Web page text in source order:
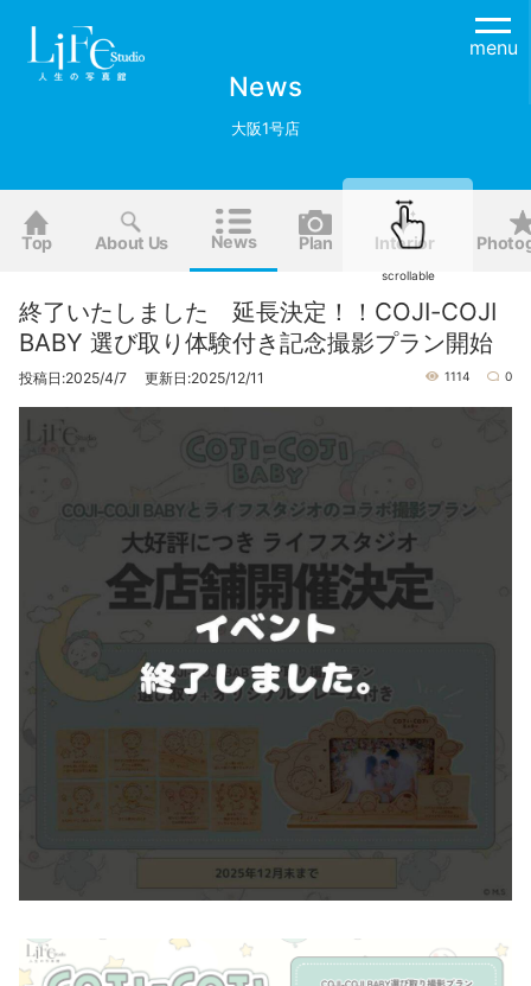
menu
News
大阪1号店
Top About Us News Plan Interior
scrollable
終了いたしました 延長決定！！COJI-COJI
BABY 選び取り体験付き記念撮影プラン開始
投稿日:2025/4/7 更新日:2025/12/11 1114 0